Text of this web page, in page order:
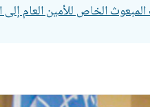
الخاص للأمين العام إلى